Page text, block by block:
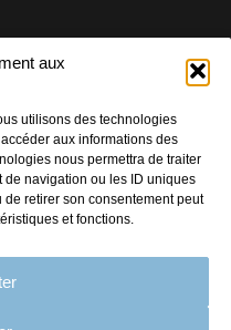
aux
utilisons des technologies
aux informations des
nous permettra de traiter
navigation ou les ID uniques
retirer son consentement peut
et fonctions.